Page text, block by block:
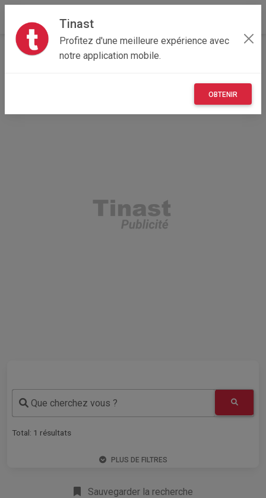
Tinast
Profitez d'une meilleure expérience avec
notre application mobile.
OBTENIR
Accueil Recherche Nouvelle-Aquitaine
Que cherchez vous ?
Total: 1 résultats
PLUS DE FILTRES
Sauvegarder la recherche